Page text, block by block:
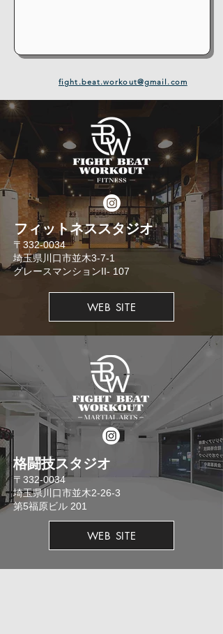
fight.beat.workout@gmail.com
​フィットネススタジオ
​〒332-0034
埼玉県川口市並木3-7-1
​グレースマンションII- 107
WEB SITE
格闘技スタジオ
​〒332-0034
埼玉県川口市並木2-26-3
​第5福原ビル 201
WEB SITE